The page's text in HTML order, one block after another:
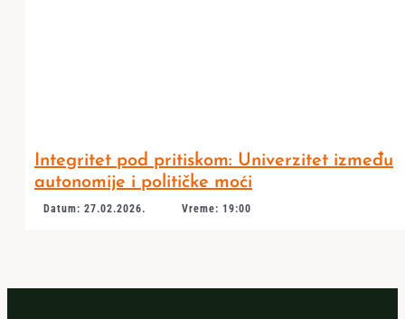
Integritet pod pritiskom: Univerzitet između
autonomije i političke moći
Datum: 27.02.2026. Vreme: 19:00